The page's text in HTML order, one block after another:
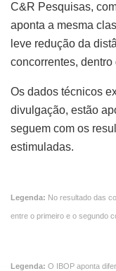
C&R Pesquisas,
aponta a mesma
leve redução da
concorrentes,
Os dados técnicos
divulgação, estão
seguem com os
estimuladas.
Legenda: No resultado das
entre o primeiro e o segundo
Legenda: O IBOP aponta